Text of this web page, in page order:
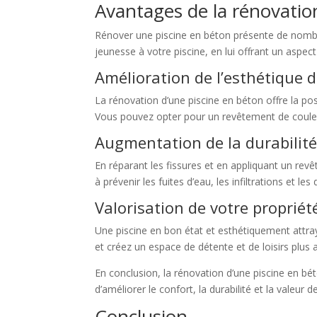
Avantages de la
Rénover une piscine en béton présente de
jeunesse à votre piscine, en lui offrant un
Amélioration de l’esthétique
La rénovation d’une piscine en béton offre la
Vous pouvez opter pour un revêtement de
Augmentation de la durabilité
En réparant les fissures et en appliquant un
à prévenir les fuites d’eau, les infiltrations et
Valorisation de votre
Une piscine en bon état et esthétiquement
et créez un espace de détente et de loisirs
En conclusion, la rénovation d’une piscine en
d’améliorer le confort, la durabilité et la valeur